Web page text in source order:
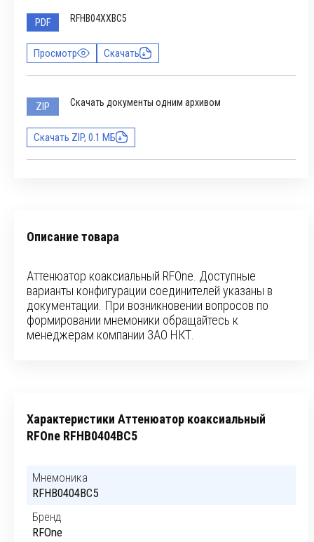
PDF RFHB04XXBC5
Просмотр Скачать
ZIP Скачать документы одним архивом
Скачать ZIP, 0.1 МБ
Описание товара
Аттенюатор коаксиальный RFOne. Доступные
варианты конфигурации соединителей указаны в
документации. При возникновении вопросов по
формировании мнемоники обращайтесь к
менеджерам компании ЗАО НКТ.
Характеристики Аттенюатор коаксиальный
RFOne RFHB0404BC5
Мнемоника
RFHB0404BC5
Бренд
RFOne